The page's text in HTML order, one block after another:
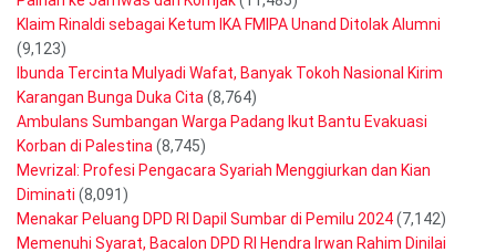
Klaim Rinaldi sebagai Ketum IKA FMIPA Unand Ditolak Alumni
(9,123)
Ibunda Tercinta Mulyadi Wafat, Banyak Tokoh Nasional Kirim
Karangan Bunga Duka Cita (8,764)
Ambulans Sumbangan Warga Padang Ikut Bantu Evakuasi
Korban di Palestina (8,745)
Mevrizal: Profesi Pengacara Syariah Menggiurkan dan Kian
Diminati (8,091)
Menakar Peluang DPD RI Dapil Sumbar di Pemilu 2024(7,142)
Memenuhi Syarat, Bacalon DPD RI Hendra Irwan Rahim Dinilai